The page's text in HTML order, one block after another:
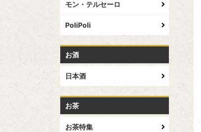
モン・テルセーロ
PoliPoli
お酒
日本酒
お茶
お茶特集